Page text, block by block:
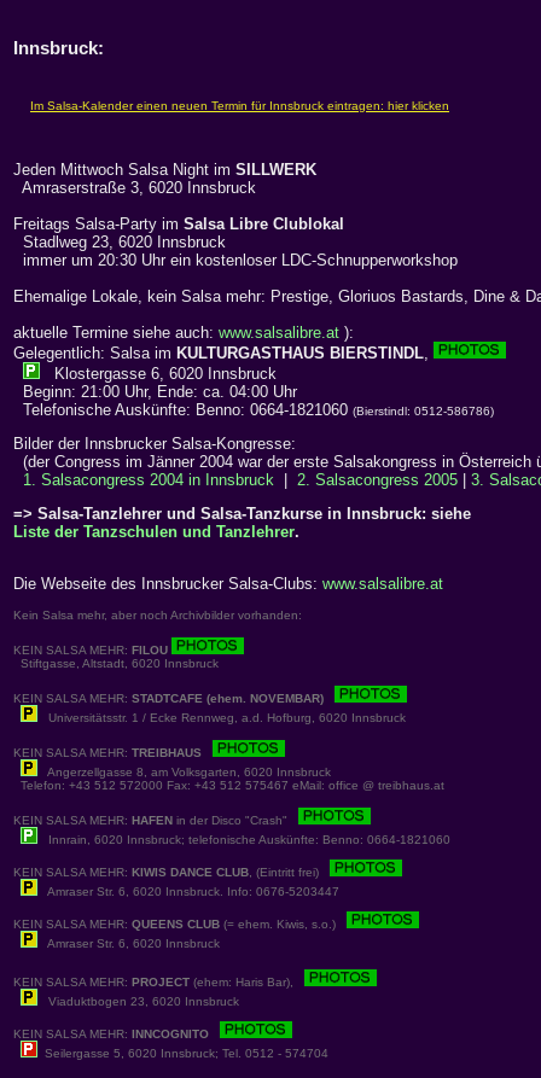
Innsbruck:
Jeden Mittwoch Salsa Night im SILLWERK
Amraserstraße 3, 6020 Innsbruck
Freitags Salsa-Party im Salsa Libre Clublokal
Stadlweg 23, 6020 Innsbruck
immer um 20:30 Uhr ein kostenloser LDC-Schnupperworkshop
Ehemalige Lokale, kein Salsa mehr: Prestige, Gloriuos Bastards, Dine &
aktuelle Termine siehe auch: www.salsalibre.at ):
Gelegentlich: Salsa im KULTURGASTHAUS BIERSTINDL,
Klostergasse 6, 6020 Innsbruck
Beginn: 21:00 Uhr, Ende: ca. 04:00 Uhr
Telefonische Auskünfte: Benno: 0664-1821060 (Bierstindl: 0512-586786)
Bilder der Innsbrucker Salsa-Kongresse:
(der Congress im Jänner 2004 war der erste Salsakongress in Österreich
1. Salsacongress 2004 in Innsbruck
2. Salsacongress 2005
3.
=> Salsa-Tanzlehrer und Salsa-Tanzkurse in Innsbruck: siehe
Liste der Tanzschulen und Tanzlehrer.
Die Webseite des Innsbrucker Salsa-Clubs: www.salsalibre.at
Kein Salsa mehr, aber noch Archivbilder vorhanden:
KEIN SALSA MEHR: FILOU
Stiftgasse, Altstadt, 6020 Innsbruck
KEIN SALSA MEHR: STADTCAFE (ehem. NOVEMBAR)
Universitätsstr. 1 / Ecke Rennweg, a.d. Hofburg, 6020 Innsbruck
KEIN SALSA MEHR: TREIBHAUS
Angerzellgasse 8, am Volksgarten, 6020 Innsbruck
Telefon: +43 512 572000 Fax: +43 512 575467 eMail: office @ treibhaus.at
KEIN SALSA MEHR: HAFEN in der Disco "Crash"
Innrain, 6020 Innsbruck; telefonische Auskünfte: Benno: 0664-1821060
KEIN SALSA MEHR: KIWIS DANCE CLUB, (Eintritt frei)
Amraser Str. 6, 6020 Innsbruck. Info: 0676-5203447
KEIN SALSA MEHR: QUEENS CLUB (= ehem. Kiwis, s.o.)
Amraser Str. 6, 6020 Innsbruck
KEIN SALSA MEHR: PROJECT (ehem: Haris Bar),
Viaduktbogen 23, 6020 Innsbruck
KEIN SALSA MEHR: INNCOGNITO
Seilergasse 5, 6020 Innsbruck; Tel. 0512 - 574704